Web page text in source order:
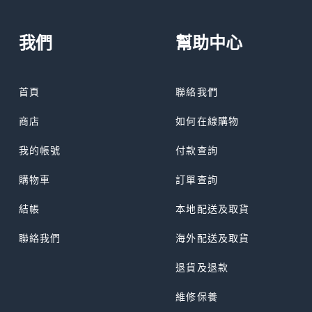
我們
首頁
商店
我的帳號
購物車
結帳
聯絡我們
幫助中心
聯絡我們
如何在線購物
付款查詢
訂單查詢
本地配送及取貨
海外配送及取貨
退貨及退款
維修保養